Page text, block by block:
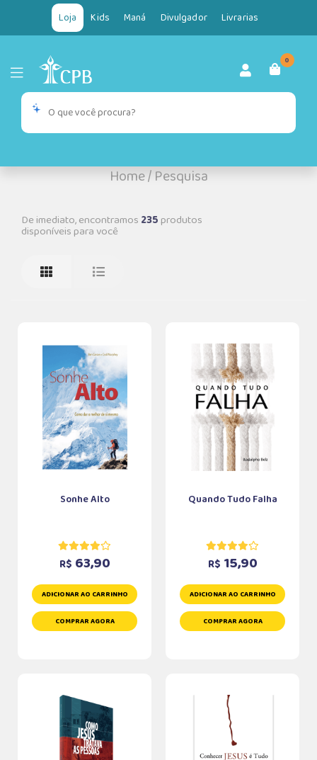
Loja Kids Maná Divulgador Livrarias
0
Home/Pesquisa
De imediato, encontramos 235produtos
disponíveis para você
Sonhe Alto
R$ 63,90
ADICIONAR AO CARRINHO
COMPRAR AGORA
Quando Tudo Falha
R$ 15,90
ADICIONAR AO CARRINHO
COMPRAR AGORA